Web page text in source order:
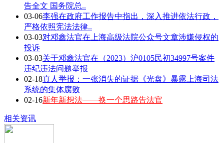
告全文 国务院总..
03-06李强在政府工作报告中指出，深入推进依法行政，
严格依照宪法法律..
03-03对邓鑫法官在上海高级法院公众号文章涉嫌侵权的
投诉
03-03关于邓鑫法官在（2023）沪0105民初34997号案件
违纪违法问题举报
02-18真人举报：一张消失的证据《光盘》暴露上海司法
系统的集体腐败
02-16新年新想法——换一个思路告法官
相关资讯